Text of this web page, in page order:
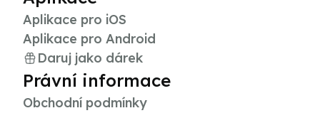
Aplikace pro iOS
Aplikace pro Android
Daruj jako dárek
Právní informace
Obchodní podmínky